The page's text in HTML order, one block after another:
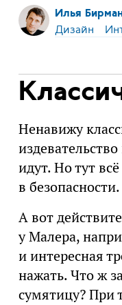
Илья
Дизайн
Ненавижу
идут. Но тут
в безопасности.
А вот
у Малера,
и интересная
нажать. Что ж
сумятицу? При